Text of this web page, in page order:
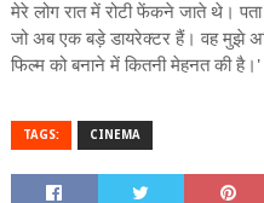
मेरे लोग रात में रोटी फेंकने जाते थे।
जो अब एक बड़े डायरेक्टर हैं। वह मुझे
फिल्म को बनाने में कितनी मेहनत की है।'
TAGS: CINEMA